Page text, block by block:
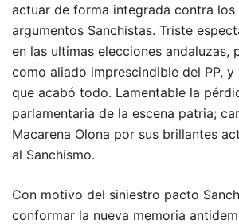
actuar de forma integrada contra los
argumentos Sanchistas. Triste
en las ultimas elecciones andaluzas,
como aliado imprescindible del PP, y
que acabó todo. Lamentable la
parlamentaria de la escena patria;
Macarena Olona por sus brillantes
al Sanchismo.
Con motivo del siniestro pacto
conformar la nueva memoria